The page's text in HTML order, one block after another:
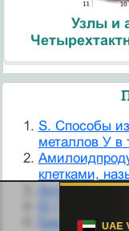
Узлы и
S. Способы
металлов У в
клетками,
Антигены
Базальная